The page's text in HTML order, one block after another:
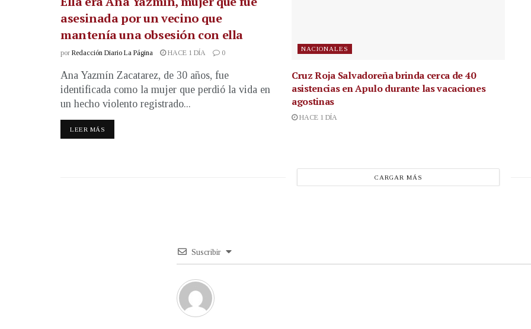
asesinada por un vecino que
mantenía una obsesión con ella
por Redacción Diario La Página HACE 1 DÍA 0
Ana Yazmín Zacatarez, de 30 años, fue
identificada como la mujer que perdió la vida en
un hecho violento registrado...
LEER MÁS
NACIONALES
Cruz Roja Salvadoreña brinda cerca de 40
asistencias en Apulo durante las vacaciones
agostinas
HACE 1 DÍA
CARGAR MÁS
Suscribir